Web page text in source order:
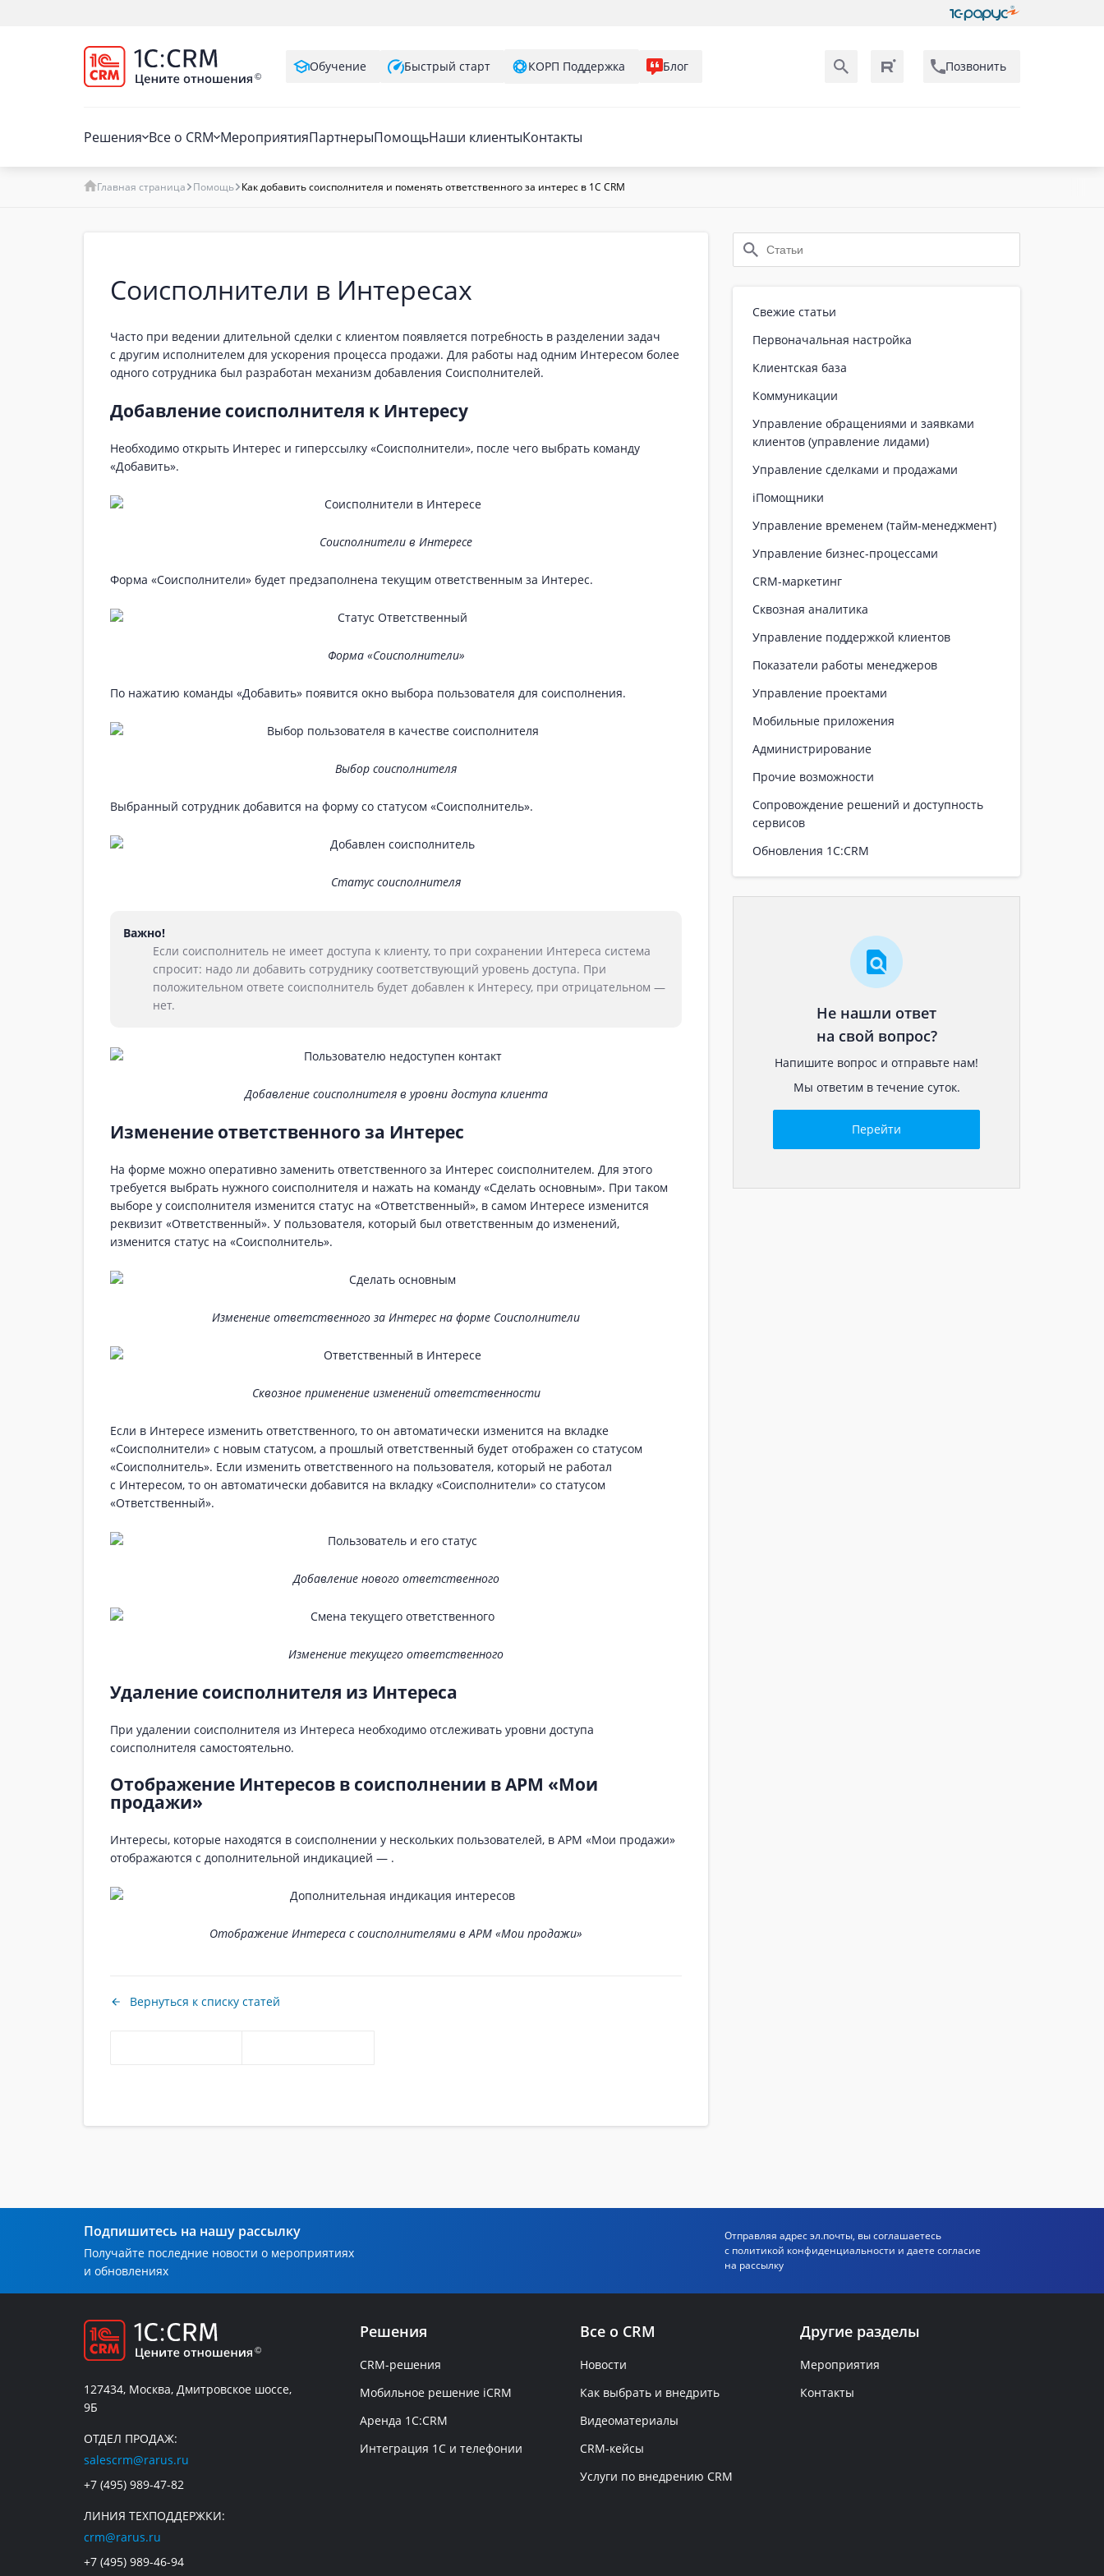
Обучение Быстрый старт КОРП Поддержка Блог Позвонить
Решения Все о CRM МероприятияПартнерыПомощьНаши клиентыКонтакты
Главная страница Помощь Как добавить соисполнителя и поменять ответственного за интерес в 1C CRM
Соисполнители в Интересах
Часто при ведении длительной сделки с клиентом появляется потребность в разделении задач
с другим исполнителем для ускорения процесса продажи. Для работы над одним Интересом более
одного сотрудника был разработан механизм добавления Соисполнителей.
Добавление соисполнителя к Интересу
Необходимо открыть Интерес и гиперссылку «Соисполнители», после чего выбрать команду
«Добавить».
Соисполнители в Интересе
Форма «Соисполнители» будет предзаполнена текущим ответственным за Интерес.
Форма «Соисполнители»
По нажатию команды «Добавить» появится окно выбора пользователя для соисполнения.
Выбор соисполнителя
Выбранный сотрудник добавится на форму со статусом «Соисполнитель».
Статус соисполнителя
Важно!
Если соисполнитель не имеет доступа к клиенту, то при сохранении Интереса система
спросит: надо ли добавить сотруднику соответствующий уровень доступа. При
положительном ответе соисполнитель будет добавлен к Интересу, при отрицательном —
нет.
Добавление соисполнителя в уровни доступа клиента
Изменение ответственного за Интерес
На форме можно оперативно заменить ответственного за Интерес соисполнителем. Для этого
требуется выбрать нужного соисполнителя и нажать на команду «Сделать основным». При таком
выборе у соисполнителя изменится статус на «Ответственный», в самом Интересе изменится
реквизит «Ответственный». У пользователя, который был ответственным до изменений,
изменится статус на «Соисполнитель».
Изменение ответственного за Интерес на форме Соисполнители
Сквозное применение изменений ответственности
Если в Интересе изменить ответственного, то он автоматически изменится на вкладке
«Соисполнители» с новым статусом, а прошлый ответственный будет отображен со статусом
«Соисполнитель». Если изменить ответственного на пользователя, который не работал
с Интересом, то он автоматически добавится на вкладку «Соисполнители» со статусом
«Ответственный».
Добавление нового ответственного
Изменение текущего ответственного
Удаление соисполнителя из Интереса
При удалении соисполнителя из Интереса необходимо отслеживать уровни доступа
соисполнителя самостоятельно.
Отображение Интересов в соисполнении в АРМ «Мои
продажи»
Интересы, которые находятся в соисполнении у нескольких пользователей, в АРМ «Мои продажи»
отображаются с дополнительной индикацией — .
Отображение Интереса с соисполнителями в АРМ «Мои продажи»
Вернуться к списку статей
Свежие статьи
Первоначальная настройка
Клиентская база
Коммуникации
Управление обращениями и заявками
клиентов (управление лидами)
Управление сделками и продажами
iПомощники
Управление временем (тайм-менеджмент)
Управление бизнес-процессами
CRM-маркетинг
Сквозная аналитика
Управление поддержкой клиентов
Показатели работы менеджеров
Управление проектами
Мобильные приложения
Администрирование
Прочие возможности
Сопровождение решений и доступность
сервисов
Обновления 1С:CRM
Не нашли ответ
на свой вопрос?
Напишите вопрос и отправьте нам!
Мы ответим в течение суток.
Перейти
Подпишитесь на нашу рассылку
Получайте последние новости о мероприятиях
и обновлениях
Отправляя адрес эл.почты, вы соглашаетесь
с политикой конфиденциальности и даете согласие
на рассылку
127434, Москва, Дмитровское шоссе,
9Б
ОТДЕЛ ПРОДАЖ:
salescrm@rarus.ru
+7 (495) 989-47-82
ЛИНИЯ ТЕХПОДДЕРЖКИ:
crm@rarus.ru
+7 (495) 989-46-94
Решения
CRM-решения
Мобильное решение iCRM
Аренда 1C:CRM
Интеграция 1С и телефонии
Все о CRM
Новости
Как выбрать и внедрить
Видеоматериалы
CRM-кейсы
Услуги по внедрению CRM
Другие разделы
Мероприятия
Контакты